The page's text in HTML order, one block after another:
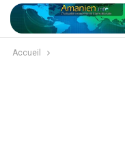
Accueil